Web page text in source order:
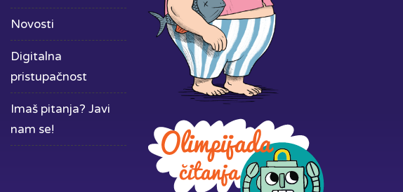
Novosti
Digitalna
pristupačnost
Imaš pitanja? Javi
nam se!